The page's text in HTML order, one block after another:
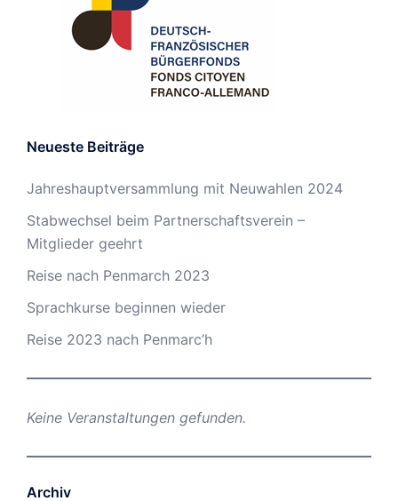
Neueste Beiträge
Jahreshauptversammlung mit Neuwahlen 2024
Stabwechsel beim Partnerschaftsverein –
Mitglieder geehrt
Reise nach Penmarch 2023
Sprachkurse beginnen wieder
Reise 2023 nach Penmarc’h
Keine Veranstaltungen gefunden.
Archiv